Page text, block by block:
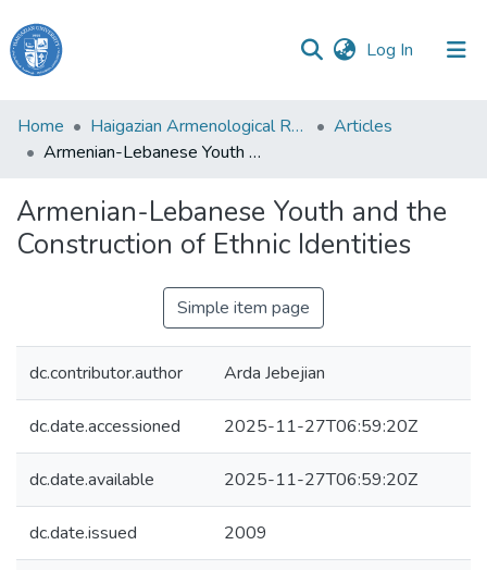
Log In (current)
Haigazian
University
&
Collections
Home Haigazian Armenological Review
Articles
Armenian-Lebanese Youth and the Construction of Ethnic Identities
Armenian-Lebanese Youth and the
Construction of Ethnic Identities
Simple item page
dc.contributor.author Arda Jebejian
dc.date.accessioned 2025-11-27T06:59:20Z
dc.date.available 2025-11-27T06:59:20Z
dc.date.issued 2009